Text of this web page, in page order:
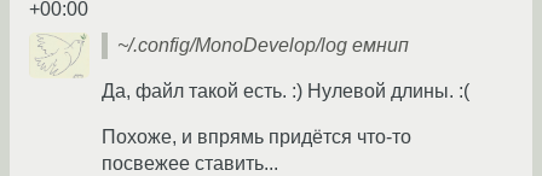
+00:00
~/.config/MonoDevelop/log емнип
Да, файл такой есть. :) Нулевой длины. :(
Похоже, и впрямь придётся что-то
посвежее ставить...